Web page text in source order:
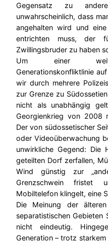
Gegensatz zu
unwahrscheinlich, dass
angehalten wird und
entrichten muss, der
Zwillingsbruder zu haben
Um einer
Generationskonfliktlinie
wir durch mehrere
zur Grenze zu
nicht als unabhängig
Georgienkrieg von 2008
Der von südossetischer
oder Videoüberwachung
unwirkliche Gegend: Die
geteilten Dorf zerfallen,
Wind günstig zur
Grenzschwein fristet
Mobiltelefon klingelt, eine
Die Meinung der
separatistischen Gebieten
nicht eindeutig.
Generation – trotz